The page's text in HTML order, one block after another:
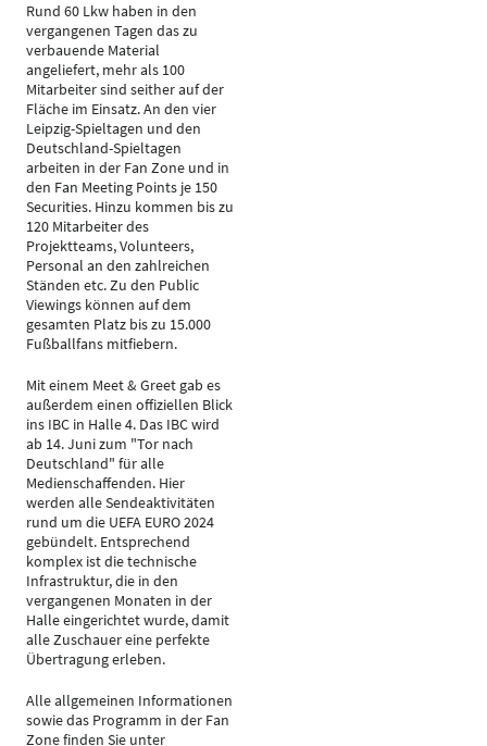
Rund 60 Lkw haben in den
vergangenen Tagen das zu
verbauende Material
angeliefert, mehr als 100
Mitarbeiter sind seither auf der
Fläche im Einsatz. An den vier
Leipzig-Spieltagen und den
Deutschland-Spieltagen
arbeiten in der Fan Zone und in
den Fan Meeting Points je 150
Securities. Hinzu kommen bis zu
120 Mitarbeiter des
Projektteams, Volunteers,
Personal an den zahlreichen
Ständen etc. Zu den Public
Viewings können auf dem
gesamten Platz bis zu 15.000
Fußballfans mitfiebern.
Mit einem Meet & Greet gab es
außerdem einen offiziellen Blick
ins IBC in Halle 4. Das IBC wird
ab 14. Juni zum "Tor nach
Deutschland" für alle
Medienschaffenden. Hier
werden alle Sendeaktivitäten
rund um die UEFA EURO 2024
gebündelt. Entsprechend
komplex ist die technische
Infrastruktur, die in den
vergangenen Monaten in der
Halle eingerichtet wurde, damit
alle Zuschauer eine perfekte
Übertragung erleben.
Alle allgemeinen Informationen
sowie das Programm in der Fan
Zone finden Sie unter